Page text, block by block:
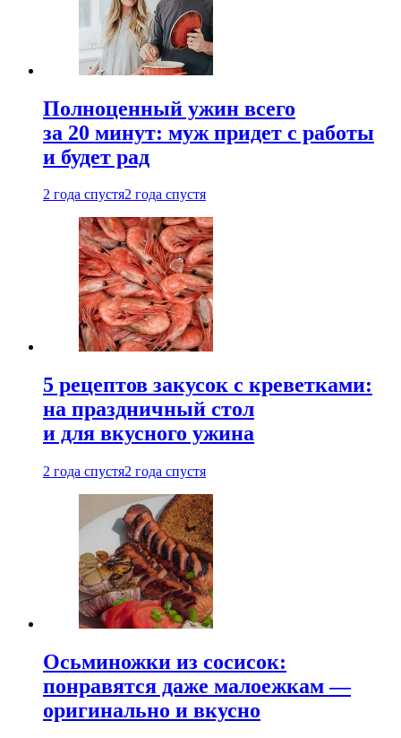
Полноценный ужин всего
за 20 минут: муж придет с работы
и будет рад
2 года спустя2 года спустя
5 рецептов закусок с креветками:
на праздничный стол
и для вкусного ужина
2 года спустя2 года спустя
Осьминожки из сосисок:
понравятся даже малоежкам —
оригинально и вкусно